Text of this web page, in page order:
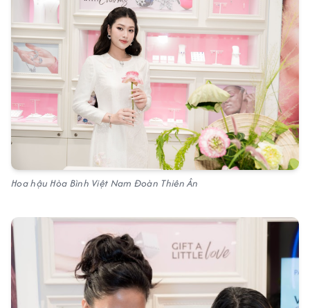
Hoa hậu Hòa Bình Việt Nam Đoàn Thiên Ân